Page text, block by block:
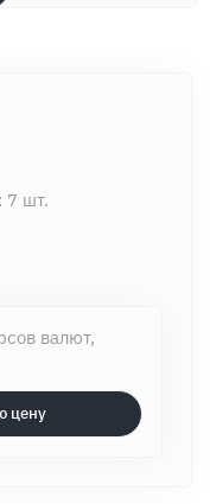
7 шт.
валют,
цену